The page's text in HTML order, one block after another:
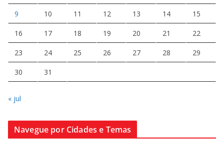
9 10 11 12 13 14 15
16 17 18 19 20 21 22
23 24 25 26 27 28 29
30 31
« jul
Navegue por Cidades e Temas